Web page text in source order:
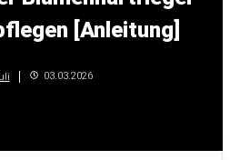
[Anleitung]
03.03.2026